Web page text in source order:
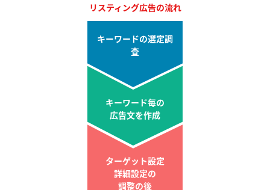
リスティング広告の流れ
キーワードの選定調
査
キーワード毎の
広告文を作成
ターゲット設定
詳細設定の
調整の後